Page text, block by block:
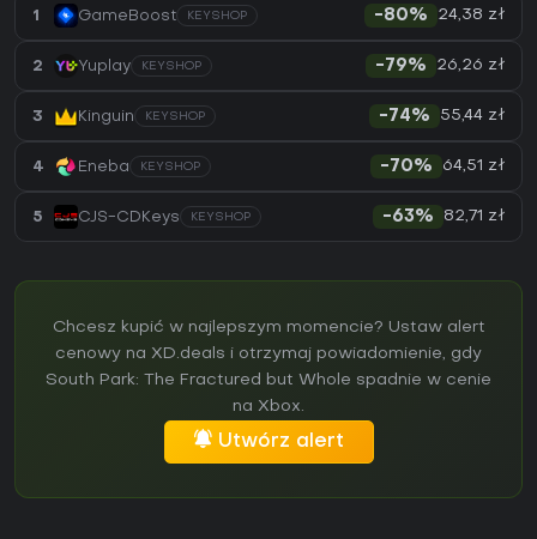
1 GameBoost KEYSHOP -80% 24,38 zł
2 Yuplay KEYSHOP -79% 26,26 zł
3 Kinguin KEYSHOP -74% 55,44 zł
4 Eneba KEYSHOP -70% 64,51 zł
5 CJS-CDKeys KEYSHOP -63% 82,71 zł
Chcesz kupić w najlepszym momencie? Ustaw alert
cenowy na XD.deals i otrzymaj powiadomienie, gdy
South Park: The Fractured but Whole spadnie w cenie
na Xbox.
Utwórz alert